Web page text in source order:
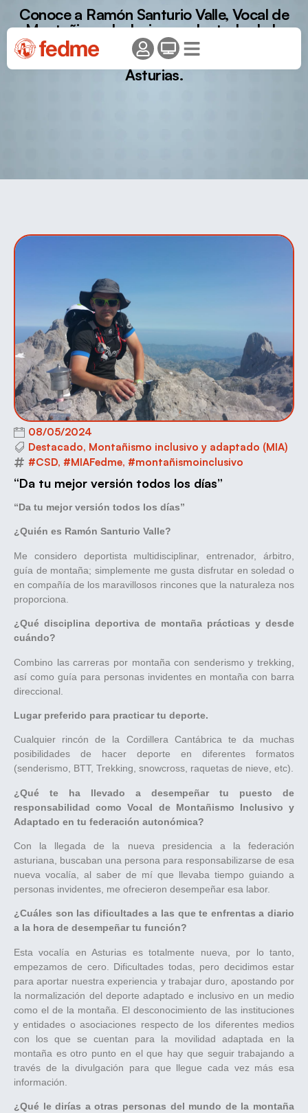
Conoce a Ramón Santurio Valle, Vocal de
Montañismo Inclusivo y adaptado de la
federación de deportes de montaña,
escalada y senderismo del Principado de
Asturias.
08/05/2024
Destacado, Montañismo inclusivo y adaptado (MIA)
#CSD, #MIAFedme, #montañismoinclusivo
“Da tu mejor versión todos los días”
“Da tu mejor versión todos los días”
¿Quién es Ramón Santurio Valle?
Me considero deportista multidisciplinar, entrenador, árbitro,
guía de montaña; simplemente me gusta disfrutar en soledad o
en compañía de los maravillosos rincones que la naturaleza nos
proporciona.
¿Qué disciplina deportiva de montaña prácticas y desde
cuándo?
Combino las carreras por montaña con senderismo y trekking,
así como guía para personas invidentes en montaña con barra
direccional.
Lugar preferido para practicar tu deporte.
Cualquier rincón de la Cordillera Cantábrica te da muchas
posibilidades de hacer deporte en diferentes formatos
(senderismo, BTT, Trekking, snowcross, raquetas de nieve, etc).
¿Qué te ha llevado a desempeñar tu puesto de
responsabilidad como Vocal de Montañismo Inclusivo y
Adaptado en tu federación autonómica?
Con la llegada de la nueva presidencia a la federación
asturiana, buscaban una persona para responsabilizarse de esa
nueva vocalía, al saber de mí que llevaba tiempo guiando a
personas invidentes, me ofrecieron desempeñar esa labor.
¿Cuáles son las dificultades a las que te enfrentas a diario
a la hora de desempeñar tu función?
Esta vocalía en Asturias es totalmente nueva, por lo tanto,
empezamos de cero. Dificultades todas, pero decidimos estar
para aportar nuestra experiencia y trabajar duro, apostando por
la normalización del deporte adaptado e inclusivo en un medio
como el de la montaña. El desconocimiento de las instituciones
y entidades o asociaciones respecto de los diferentes medios
con los que se cuentan para la movilidad adaptada en la
montaña es otro punto en el que hay que seguir trabajando a
través de la divulgación para que llegue cada vez más esa
información.
¿Qué le dirías a otras personas del mundo de la montaña